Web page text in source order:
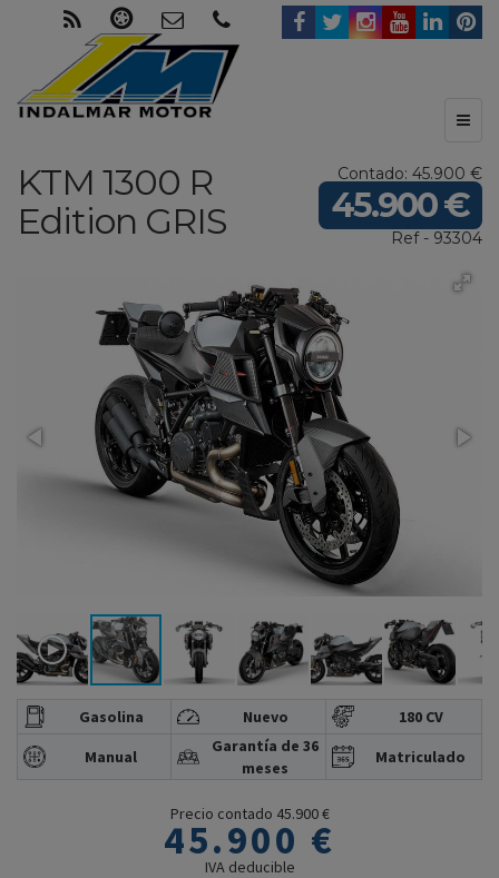
Contado: 45.900 €
45.900 €
Ref - 93304
KTM 1300 R
Edition GRIS
Gasolina Nuevo
180 CV
Manual
Garantía de 36
meses
Matriculado
Precio contado 45.900 €
45.900 €
IVA deducible